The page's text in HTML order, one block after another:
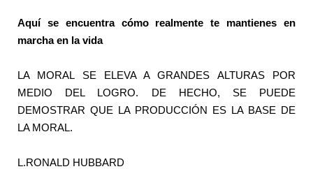
Aquí se encuentra cómo realmente te mantienes en
marcha en la vida
LA MORAL SE ELEVA A GRANDES ALTURAS POR
MEDIO DEL LOGRO. DE HECHO, SE PUEDE
DEMOSTRAR QUE LA PRODUCCIÓN ES LA BASE DE
LA MORAL.
L.RONALD HUBBARD